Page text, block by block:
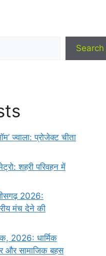
Search
ज्वाला: प्रोजेक्ट चीता
शहरी परिवहन में
2026:
मंच देने की
2026: धार्मिक
और सामाजिक बहस